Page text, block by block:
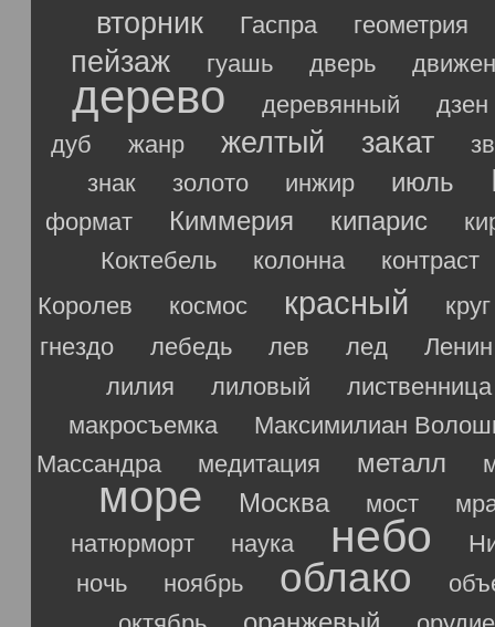
вторник Гаспра геометрия
пейзаж гуашь дверь
дерево деревянный
дзен
дуб
жанр желтый закат
знак
золото инжир июль
формат Киммерия кипарис
Коктебель
колонна
контраст
Королев
космос красный
круг
гнездо
лебедь лев лед
Ленин
лилия
лиловый
лиственница
макросъемка
Максимилиан
Массандра
медитация металл
море Москва мост
натюрморт
наука небо
ночь
ноябрь облако